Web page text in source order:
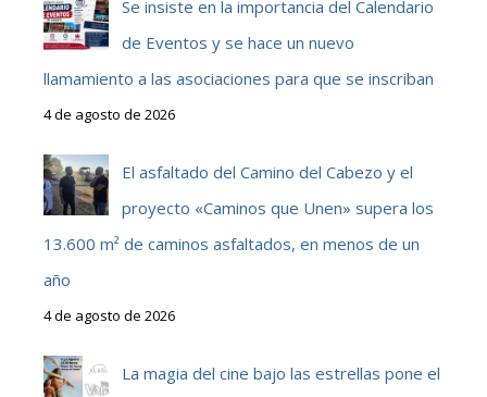
Se insiste en la importancia del Calendario
de Eventos y se hace un nuevo
llamamiento a las asociaciones para que se inscriban
4 de agosto de 2026
El asfaltado del Camino del Cabezo y el
proyecto «Caminos que Unen» supera los
13.600 m² de caminos asfaltados, en menos de un
año
4 de agosto de 2026
La magia del cine bajo las estrellas pone el